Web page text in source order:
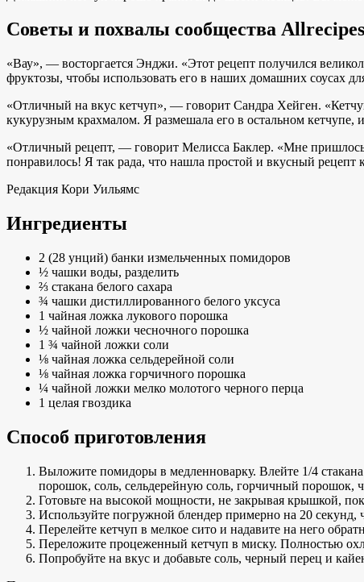
Советы и похвалы сообщества Allrecipes
«Вау», — восторгается Энджи. «Этот рецепт получился
фруктозы, чтобы использовать его в наших домашних соусах
«Отличный на вкус кетчуп», — говорит Сандра Хейген.
кукурузным крахмалом. Я размешала его в остальном кетчупе,
«Отличный рецепт, — говорит Мелисса Баклер. «Мне пришлось
понравилось! Я так рада, что нашла простой и вкусный рецепт
Редакция Кори Уильямс
Ингредиенты
2 (28 унций) банки измельченных помидоров
½ чашки воды, разделить
⅔ стакана белого сахара
¾ чашки дистиллированного белого уксуса
1 чайная ложка лукового порошка
½ чайной ложки чесночного порошка
1 ¾ чайной ложки соли
⅛ чайная ложка сельдерейной соли
⅛ чайная ложка горчичного порошка
¼ чайной ложки мелко молотого черного перца
1 целая гвоздика
Способ приготовления
Выложите помидоры в медленноварку. Влейте 1/4
порошок, соль, сельдерейную соль, горчичный порошок,
Готовьте на высокой мощности, не закрывая крышкой,
Используйте погружной блендер примерно на 20 секунд,
Перелейте кетчуп в мелкое сито и надавите на него
Переложите процеженный кетчуп в миску. Полностью
Попробуйте на вкус и добавьте соль, черный перец и